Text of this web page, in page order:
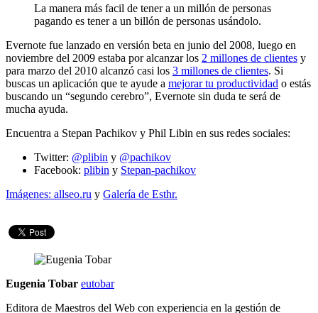
La manera más facil de tener a un millón de personas
pagando es tener a un billón de personas usándolo.
Evernote fue lanzado en versión beta en junio del 2008, luego en
noviembre del 2009 estaba por alcanzar los 2 millones de clientes y
para marzo del 2010 alcanzó casi los 3 millones de clientes. Si
buscas un aplicación que te ayude a mejorar tu productividad o estás
buscando un “segundo cerebro”, Evernote sin duda te será de
mucha ayuda.
Encuentra a Stepan Pachikov y Phil Libin en sus redes sociales:
Twitter: @plibin y @pachikov
Facebook: plibin y Stepan-pachikov
Imágenes: allseo.ru y Galería de Esthr.
Eugenia Tobar eutobar
Editora de Maestros del Web con experiencia en la gestión de